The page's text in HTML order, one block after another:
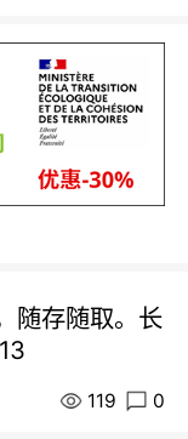
随存随取。长
119 0